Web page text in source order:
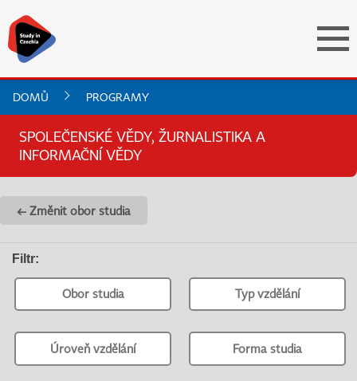
DOMŮ PROGRAMY
SPOLEČENSKÉ VĚDY, ŽURNALISTIKA A
INFORMAČNÍ VĚDY
← Změnit obor studia
Filtr:
Obor studia Typ vzdělání
Úroveň vzdělání Forma studia